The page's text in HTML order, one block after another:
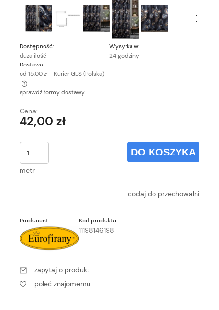
Dostępność:
duża ilość
Wysyłka w:
24 godziny
Dostawa:
od 15,00 zł- Kurier GLS(Polska)
Cena nie zawiera ewentualnych kosztów płatności
sprawdź formy dostawy
Cena:
42,00 zł
metr
DO KOSZYKA
dodaj do przechowalni
Producent: Kod produktu:
11198146198
zapytaj o produkt
poleć znajomemu